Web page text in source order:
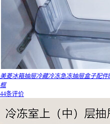
美菱冰箱抽屉冷藏冷冻急冻抽屉盒子配件
框
44条评价